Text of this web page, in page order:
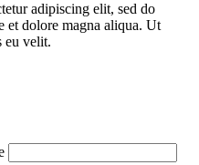
adipiscing elit, sed do
et dolore magna aliqua. Ut
eu velit.